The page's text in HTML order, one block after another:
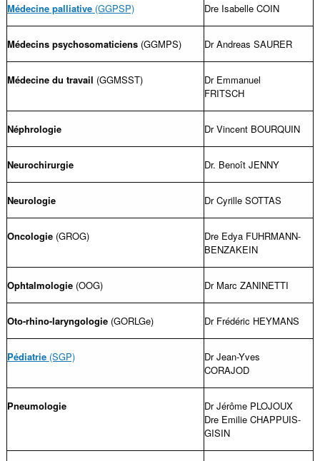
Médecine palliative(GGPSP) Dre Isabelle COIN
Médecins psychosomaticiens(GGMPS) Dr Andreas SAURER
Médecine du travail (GGMSST)
Dr Emmanuel
FRITSCH
Néphrologie Dr Vincent BOURQUIN
Neurochirurgie Dr. Benoît JENNY
Neurologie Dr Cyrille SOTTAS
Oncologie (GROG)
Dre Edya FUHRMANN-
BENZAKEIN
Ophtalmologie (OOG) Dr Marc ZANINETTI
Oto-rhino-laryngologie(GORLGe) Dr Frédéric HEYMANS
Pédiatrie (SGP)
Dr Jean-Yves
CORAJOD
Pneumologie
Dr Jérôme PLOJOUX
Dre Emilie CHAPPUIS-
GISIN